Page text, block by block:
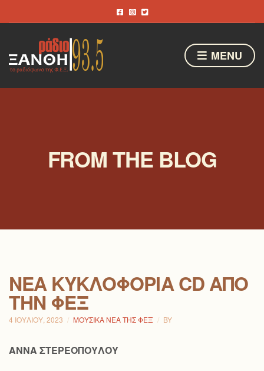
MENU
FROM THE BLOG
ΝΕΑ ΚΥΚΛΟΦΟΡΙΑ CD ΑΠΟ
ΤΗΝ ΦΕΞ
4 ΙΟΥΛΊΟΥ, 2023 ΜΟΥΣΙΚΆ ΝΈΑ ΤΗΣ ΦΕΞ BY
ΑΝΝΑ ΣΤΕΡΕΟΠΟΥΛΟΥ